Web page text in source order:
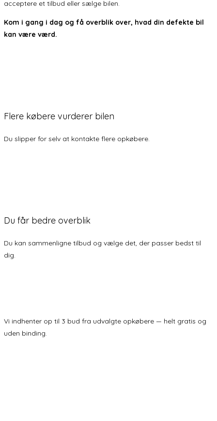
acceptere et tilbud eller sælge bilen.
Kom i gang i dag og få overblik over, hvad din defekte bil
kan være værd.
Flere købere vurderer bilen
Du slipper for selv at kontakte flere opkøbere.
Du får bedre overblik
Du kan sammenligne tilbud og vælge det, der passer bedst til
dig.
Vi indhenter op til 3 bud fra udvalgte opkøbere — helt gratis og
uden binding.